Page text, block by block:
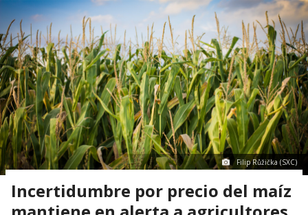
Filip Růžička (SXC)
Incertidumbre por precio del maíz